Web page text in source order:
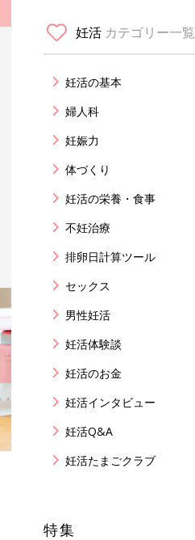
妊活 カテゴリー一覧
妊活の基本
婦人科
妊娠力
体づくり
妊活の栄養・食事
不妊治療
排卵日計算ツール
セックス
男性妊活
妊活体験談
妊活のお金
妊活インタビュー
妊活Q&A
妊活たまごクラブ
特集